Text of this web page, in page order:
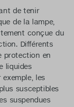
de tenir
de la lampe,
conçue du
Différents
protection en
liquides
les
susceptibles
suspendues